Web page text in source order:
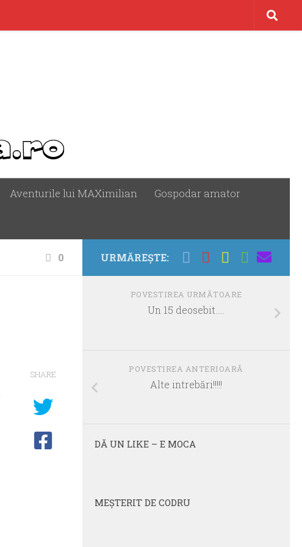
Aventurile lui MAXimilian Gospodar amator
0
SHARE
URMĂREȘTE:
POVESTIREA URMĂTOARE
Un 15 deosebit…..
POVESTIREA ANTERIOARĂ
Alte intrebări!!!!!
DĂ UN LIKE – E MOCA
MEŞTERIT DE CODRU